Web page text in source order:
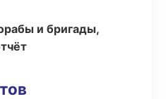
и бригады,